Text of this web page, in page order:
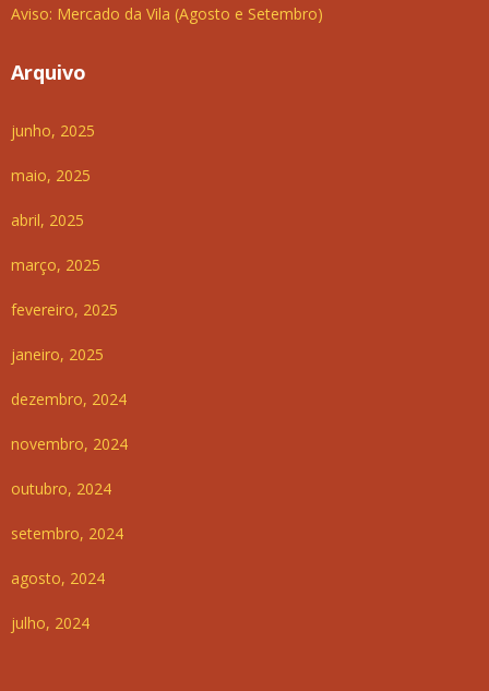
Aviso: Mercado da Vila (Agosto e Setembro)
Arquivo
junho, 2025
maio, 2025
abril, 2025
março, 2025
fevereiro, 2025
janeiro, 2025
dezembro, 2024
novembro, 2024
outubro, 2024
setembro, 2024
agosto, 2024
julho, 2024